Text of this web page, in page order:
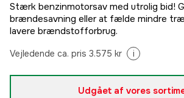
Stærk benzinmotorsav med utrolig bid!
brændesavning eller at fælde mindre
lavere brændstofforbrug.
Vejledende ca. pris 3.575 kr i
Udgået af vores